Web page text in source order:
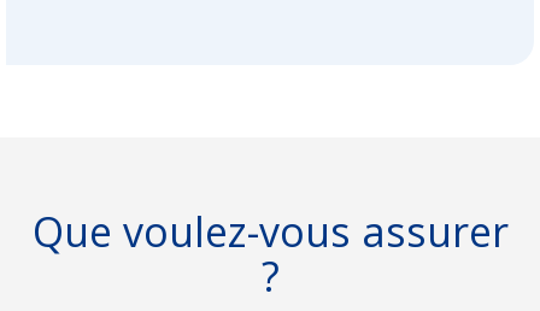
Que voulez-vous assurer
?